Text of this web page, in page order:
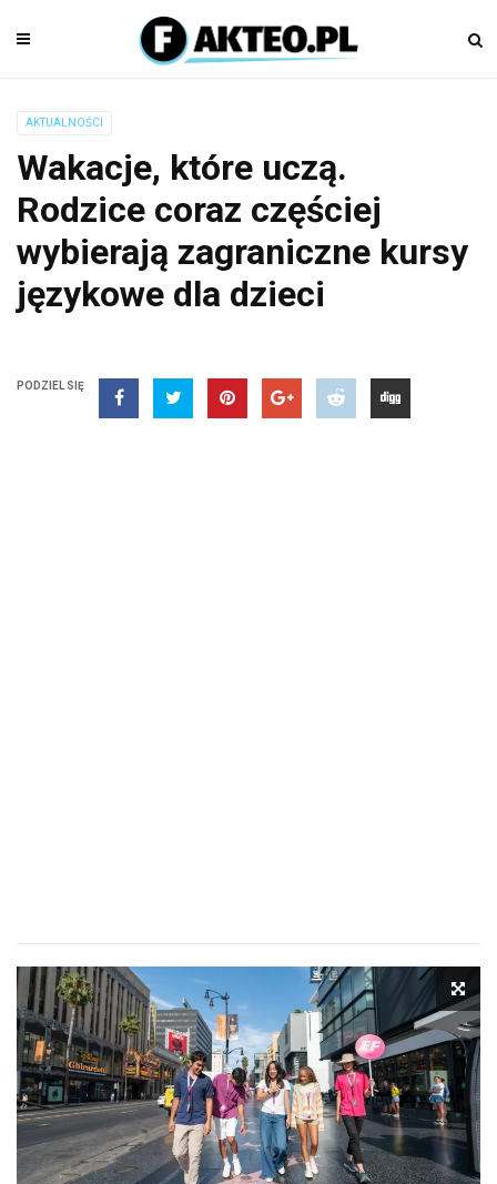
AKTUALNOŚCI
Wakacje, które uczą.
Rodzice coraz częściej
wybierają zagraniczne kursy
językowe dla dzieci
PODZIEL SIĘ